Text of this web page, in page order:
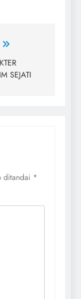
SEJATI
ditandai *